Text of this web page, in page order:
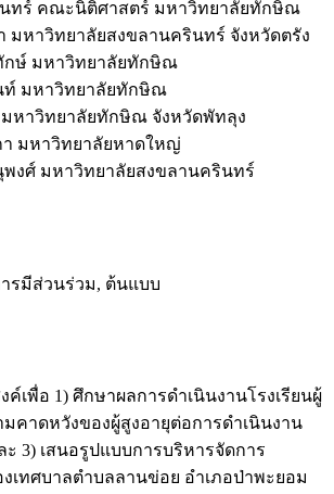
ทร์ คณะนิติศาสตร์ มหาวิทยาลัยทักษิณ
มหาวิทยาลัยสงขลานครินทร์ จังหวัดตรัง
กษ์ มหาวิทยาลัยทักษิณ
ท์ มหาวิทยาลัยทักษิณ
มหาวิทยาลัยทักษิณ จังหวัดพัทลุง
มหาวิทยาลัยหาดใหญ่
พงศ์ มหาวิทยาลัยสงขลานครินทร์
ารมีส่วนร่วม, ต้นแบบ
ค์เพื่อ 1) ศึกษาผลการดำเนินงานโรงเรียนผู้
มคาดหวังของผู้สูงอายุต่อการดำเนินงาน
ะ 3) เสนอรูปแบบการบริหารจัดการ
งเทศบาลตำบลลานข่อย อำเภอป่าพะยอม